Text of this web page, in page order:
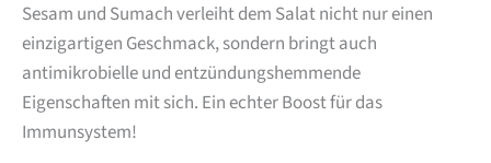
Sesam und Sumach verleiht dem Salat nicht nur einen
einzigartigen Geschmack, sondern bringt auch
antimikrobielle und entzündungshemmende
Eigenschaften mit sich. Ein echter Boost für das
Immunsystem!